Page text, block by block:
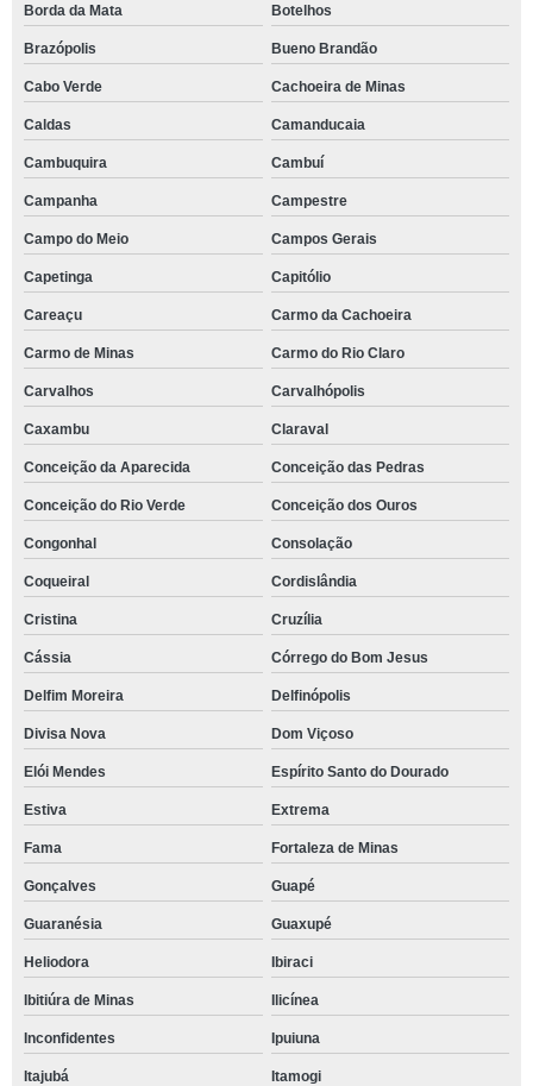
Borda da Mata Botelhos
Brazópolis Bueno Brandão
Cabo Verde Cachoeira de Minas
Caldas Camanducaia
Cambuquira Cambuí
Campanha Campestre
Campo do Meio Campos Gerais
Capetinga Capitólio
Careaçu Carmo da Cachoeira
Carmo de Minas Carmo do Rio Claro
Carvalhos Carvalhópolis
Caxambu Claraval
Conceição da Aparecida Conceição das Pedras
Conceição do Rio Verde Conceição dos Ouros
Congonhal Consolação
Coqueiral Cordislândia
Cristina Cruzília
Cássia Córrego do Bom Jesus
Delfim Moreira Delfinópolis
Divisa Nova Dom Viçoso
Elói Mendes Espírito Santo do Dourado
Estiva Extrema
Fama Fortaleza de Minas
Gonçalves Guapé
Guaranésia Guaxupé
Heliodora Ibiraci
Ibitiúra de Minas Ilicínea
Inconfidentes Ipuiuna
Itajubá Itamogi